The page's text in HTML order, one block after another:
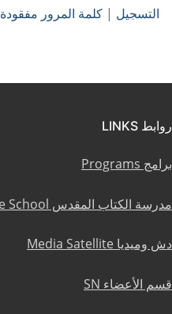
التسجيل | كلمة المرور مفقودة
روابط LINKS
برامج Programs
مدرسة الكتاب المقدس Bible School
دش وميديا Media Satellite
قسم الأعضاء SN